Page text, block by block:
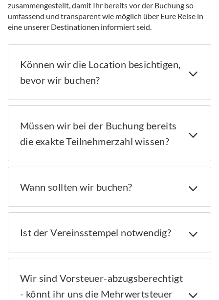
zusammengestellt, damit Ihr bereits vor der Buchung so
umfassend und transparent wie möglich über Eure Reise in
eine unserer Destinationen informiert seid.
Können wir die Location besichtigen,
bevor wir buchen?
Müssen wir bei der Buchung bereits
die exakte Teilnehmerzahl wissen?
Wann sollten wir buchen?
Ist der Vereinsstempel notwendig?
Wir sind Vorsteuer-abzugsberechtigt
- könnt ihr uns die Mehrwertsteuer